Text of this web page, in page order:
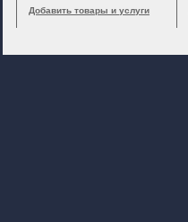
Добавить товары и услуги